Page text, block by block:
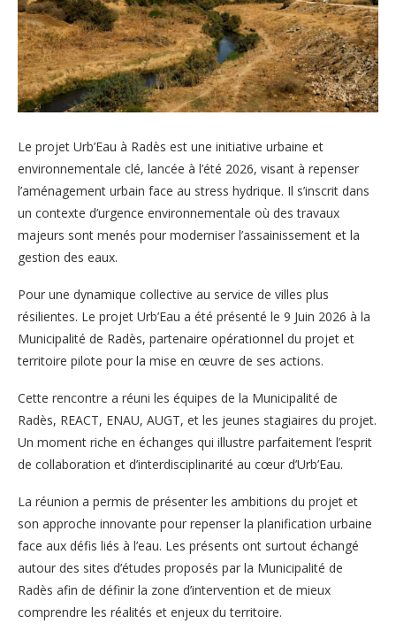
Le projet Urb’Eau à Radès est une initiative urbaine et
environnementale clé, lancée à l’été 2026, visant à repenser
l’aménagement urbain face au stress hydrique. Il s’inscrit dans
un contexte d’urgence environnementale où des travaux
majeurs sont menés pour moderniser l’assainissement et la
gestion des eaux.
Pour une dynamique collective au service de villes plus
résilientes. Le projet Urb’Eau a été présenté le 9 Juin 2026 à la
Municipalité de Radès, partenaire opérationnel du projet et
territoire pilote pour la mise en œuvre de ses actions.
Cette rencontre a réuni les équipes de la Municipalité de
Radès, REACT, ENAU, AUGT, et les jeunes stagiaires du projet.
Un moment riche en échanges qui illustre parfaitement l’esprit
de collaboration et d’interdisciplinarité au cœur d’Urb’Eau.
La réunion a permis de présenter les ambitions du projet et
son approche innovante pour repenser la planification urbaine
face aux défis liés à l’eau. Les présents ont surtout échangé
autour des sites d’études proposés par la Municipalité de
Radès afin de définir la zone d’intervention et de mieux
comprendre les réalités et enjeux du territoire.